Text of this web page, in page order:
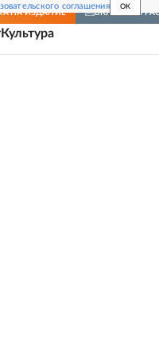
соглашения OK
НА ИЗДАНИЕ ВКЛЮЧИТЬ
Культура